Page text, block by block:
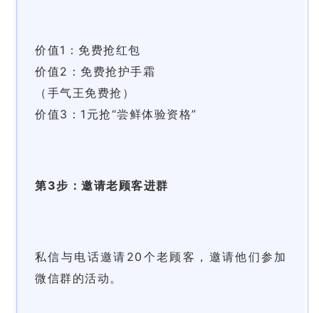
价值1：免费抢红包
价值2：免费抢护手霜
（手气王免费抢）
价值3：1元抢“尝鲜体验资格”
第3步：邀请老顾客进群
私信与电话邀请20个老顾客，邀请他们参加
微信群的活动。